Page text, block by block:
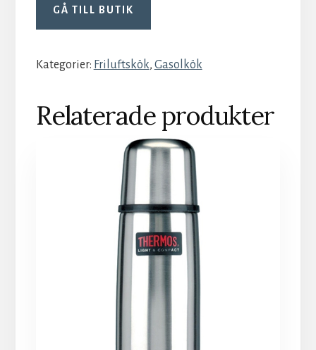
GÅ TILL BUTIK
Kategorier: Friluftskök, Gasolkök
Relaterade produkter